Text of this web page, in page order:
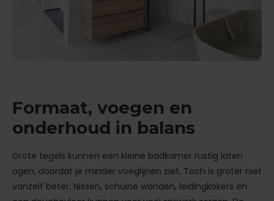
Formaat, voegen en
onderhoud in balans
Grote tegels kunnen een kleine badkamer rustig laten
ogen, doordat je minder voeglijnen ziet. Toch is groter niet
vanzelf beter. Nissen, schuine wanden, leidingkokers en